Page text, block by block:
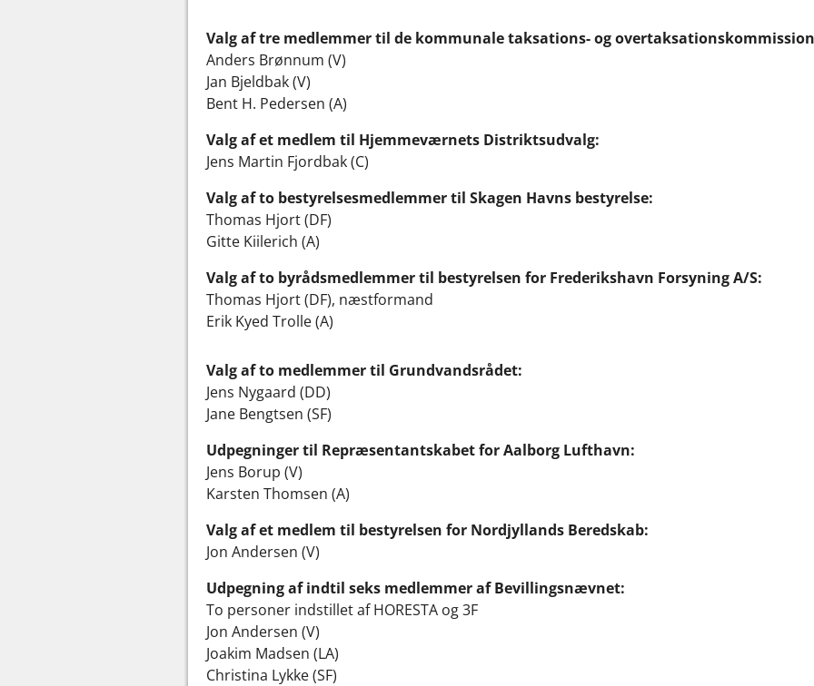
Valg af tre medlemmer til de kommunale taksations- og
Anders Brønnum (V)
Jan Bjeldbak (V)
Bent H. Pedersen (A)
Valg af et medlem til Hjemmeværnets Distriktsudvalg:
Jens Martin Fjordbak (C)
Valg af to bestyrelsesmedlemmer til Skagen Havns bestyrelse:
Thomas Hjort (DF)
Gitte Kiilerich (A)
Valg af to byrådsmedlemmer til bestyrelsen for Frederikshavn Forsyning A/S:
Thomas Hjort (DF), næstformand
Erik Kyed Trolle (A)
Valg af to medlemmer til Grundvandsrådet:
Jens Nygaard (DD)
Jane Bengtsen (SF)
Udpegninger til Repræsentantskabet for Aalborg Lufthavn:
Jens Borup (V)
Karsten Thomsen (A)
Valg af et medlem til bestyrelsen for Nordjyllands Beredskab:
Jon Andersen (V)
Udpegning af indtil seks medlemmer af Bevillingsnævnet:
To personer indstillet af HORESTA og 3F
Jon Andersen (V)
Joakim Madsen (LA)
Christina Lykke (SF)